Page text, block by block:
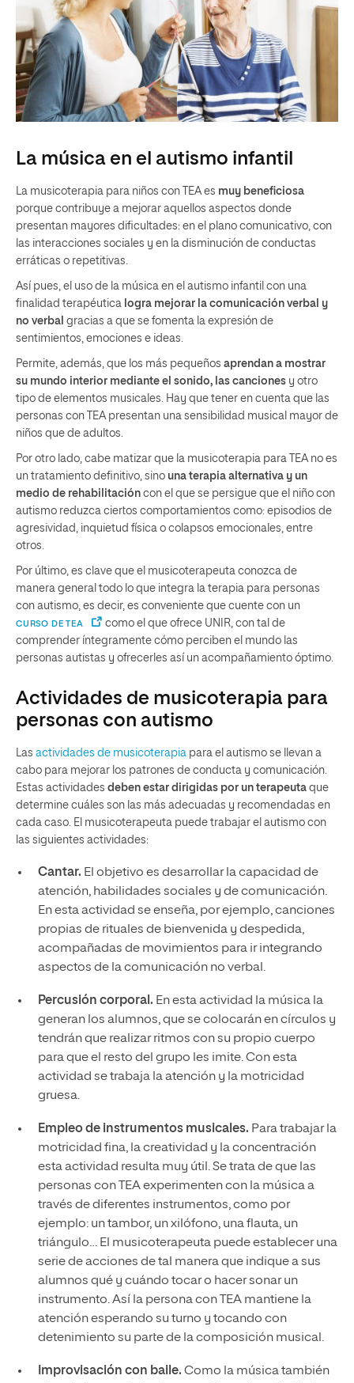
La música en el autismo infantil
La musicoterapia para niños con TEA es muy beneficiosa
porque contribuye a mejorar aquellos aspectos donde
presentan mayores dificultades: en el plano comunicativo, con
las interacciones sociales y en la disminución de conductas
erráticas o repetitivas.
Así pues, el uso de la música en el autismo infantil con una
finalidad terapéutica logra mejorar la comunicación verbal y
no verbal gracias a que se fomenta la expresión de
sentimientos, emociones e ideas.
Permite, además, que los más pequeños aprendan a mostrar
su mundo interior mediante el sonido, las canciones y otro
tipo de elementos musicales. Hay que tener en cuenta que las
personas con TEA presentan una sensibilidad musical mayor de
niños que de adultos.
Por otro lado, cabe matizar que la musicoterapia para TEA no es
un tratamiento definitivo, sino una terapia alternativa y un
medio de rehabilitación con el que se persigue que el niño con
autismo reduzca ciertos comportamientos como: episodios de
agresividad, inquietud física o colapsos emocionales, entre
otros.
Por último, es clave que el musicoterapeuta conozca de
manera general todo lo que integra la terapia para personas
con autismo, es decir, es conveniente que cuente con un
CURSO DE TEA
como el que ofrece UNIR, con tal de
comprender íntegramente cómo perciben el mundo las
personas autistas y ofrecerles así un acompañamiento óptimo.
Actividades de musicoterapia para
personas con autismo
Las actividades de musicoterapia para el autismo se llevan a
cabo para mejorar los patrones de conducta y comunicación.
Estas actividades deben estar dirigidas por un terapeuta que
determine cuáles son las más adecuadas y recomendadas en
cada caso. El musicoterapeuta puede trabajar el autismo con
las siguientes actividades:
Cantar. El objetivo es desarrollar la capacidad de
atención, habilidades sociales y de comunicación.
En esta actividad se enseña, por ejemplo, canciones
propias de rituales de bienvenida y despedida,
acompañadas de movimientos para ir integrando
aspectos de la comunicación no verbal.
Percusión corporal. En esta actividad la música la
generan los alumnos, que se colocarán en círculos y
tendrán que realizar ritmos con su propio cuerpo
para que el resto del grupo les imite. Con esta
actividad se trabaja la atención y la motricidad
gruesa.
Empleo de instrumentos musicales. Para trabajar la
motricidad fina, la creatividad y la concentración
esta actividad resulta muy útil. Se trata de que las
personas con TEA experimenten con la música a
través de diferentes instrumentos, como por
ejemplo: un tambor, un xilófono, una flauta, un
triángulo… El musicoterapeuta puede establecer una
serie de acciones de tal manera que indique a sus
alumnos qué y cuándo tocar o hacer sonar un
instrumento. Así la persona con TEA mantiene la
atención esperando su turno y tocando con
detenimiento su parte de la composición musical.
Improvisación con baile. Como la música también